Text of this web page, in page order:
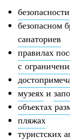
безопасном
санаториев
правилах
с
музеях и
объектах
пляжах
туристских